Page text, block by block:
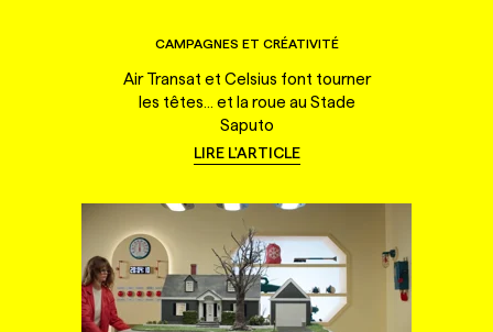
CAMPAGNES ET CRÉATIVITÉ
Air Transat et Celsius font tourner
les têtes... et la roue au Stade
Saputo
LIRE L'ARTICLE